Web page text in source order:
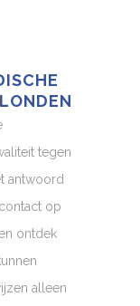
tegen
antwoord
op
ontdek
alleen